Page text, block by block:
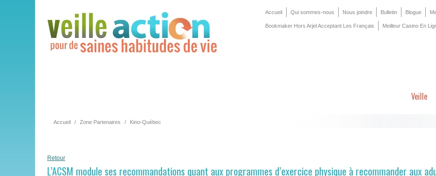
Accueil Qui sommes-nous Nous joindre Bulletin Blogue
Bookmaker Hors Arjel Acceptant Les Français Meilleur Casino En
Veille
Accueil / Zone Partenaires / Kino-Québec
Retour
L’ACSM module ses recommandations quant aux programmes d’exercice physique à recommander aux